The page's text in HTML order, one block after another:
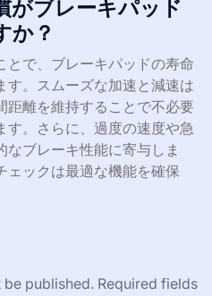
がブレーキパッド
か？
とで、ブレーキパッドの寿命
す。スムーズな加速と減速は
距離を維持することで不必要
す。さらに、過度の速度や急
ブレーキ性能に寄与しま
ェックは最適な機能を確保
published. Required fields